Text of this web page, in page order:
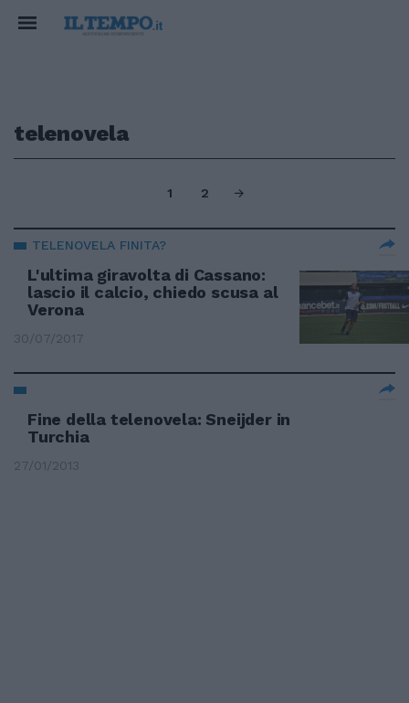
telenovela
1 2
TELENOVELA FINITA?
L'ultima giravolta di Cassano:
lascio il calcio, chiedo scusa al
Verona
30/07/2017
Fine della telenovela: Sneijder in
Turchia
27/01/2013